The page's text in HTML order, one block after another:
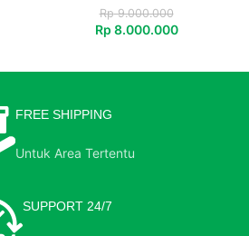
Rp9.000.000
Rp 8.000.000
FREE SHIPPING
Untuk Area Tertentu
SUPPORT 24/7